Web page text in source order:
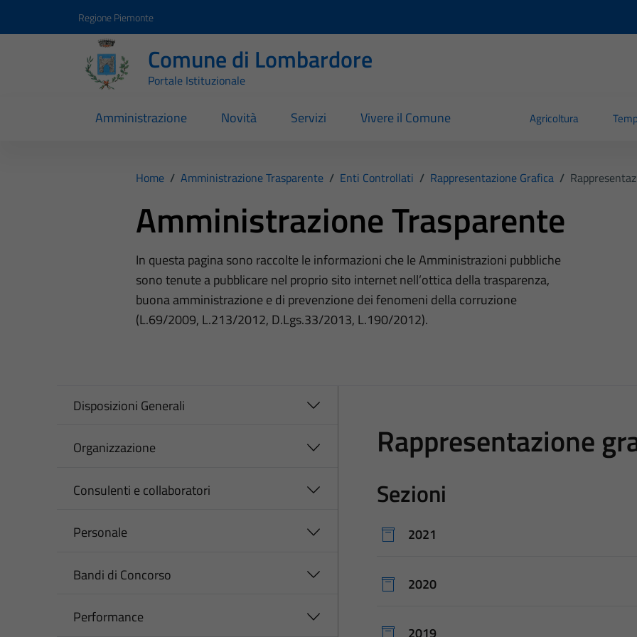
Regione Piemonte
Comune di Lombardore
Portale Istituzionale
Amministrazione Novità Servizi Vivere il Comune Agricoltura
Home / Amministrazione Trasparente / Enti Controllati / Rappresentazione Grafica /
Amministrazione Trasparente
In questa pagina sono raccolte le informazioni che le Amministrazioni pubbliche
sono tenute a pubblicare nel proprio sito internet nell’ottica della trasparenza,
buona amministrazione e di prevenzione dei fenomeni della corruzione
(L.69/2009, L.213/2012, D.Lgs.33/2013, L.190/2012).
Disposizioni Generali
Organizzazione
Consulenti e collaboratori
Personale
Bandi di Concorso
Performance
Rappresentazione
Sezioni
2021
2020